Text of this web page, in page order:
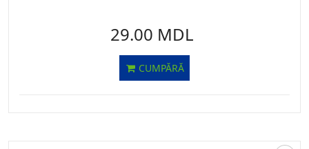
29.00 MDL
CUMPĂRĂ